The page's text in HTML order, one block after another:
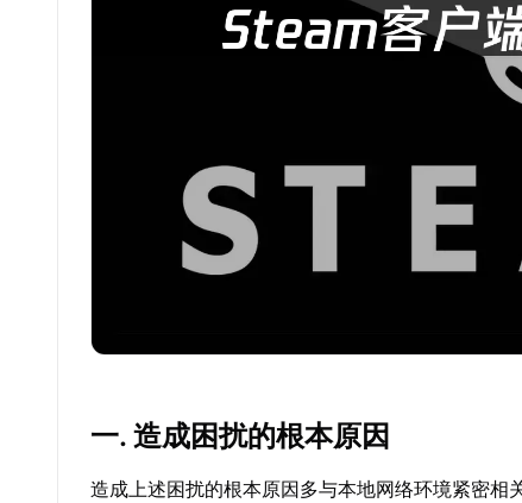
一. 造成困扰的根本原因
造成上述困扰的根本原因多与本地网络环境紧密